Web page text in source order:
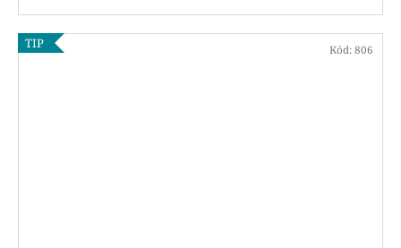
TIP Kód: 806